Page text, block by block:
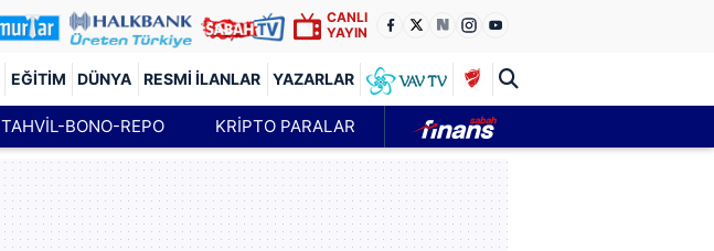
CANLI
YAYIN
EĞITIM DÜNYA RESMI İLANLAR YAZARLAR
TAHVİL-BONO-REPO KRİPTO PARALAR